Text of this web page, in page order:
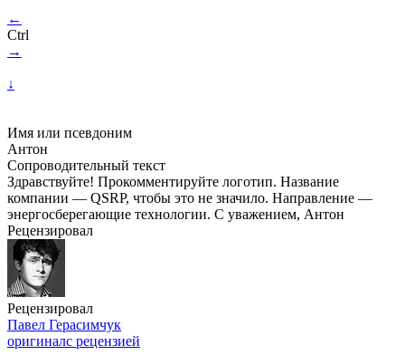
←
Ctrl
→
↓
Имя или псевдоним
Антон
Сопроводительный текст
Здравствуйте! Прокомментируйте логотип. Название
компании — QSRP, чтобы это не значило. Направление —
энергосберегающие технологии. С уважением, Антон
Рецензировал
Рецензировал
Павел Герасимчук
оригиналс рецензией